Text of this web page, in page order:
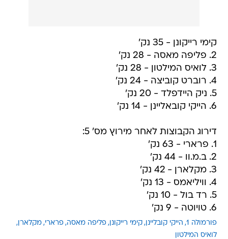
קימי רייקונן - 35 נק'
2. פליפה מאסה - 28 נק'
3. לואיס המילטון - 28 נק'
4. רוברט קוביצה - 24 נק'
5. ניק היידפלד - 20 נק'
6. הייקי קובאליינן - 14 נק'
דירוג הקבוצות לאחר מירוץ מס' 5:
1. פרארי - 63 נק'
2. ב.מ.וו - 44 נק'
3. מקלארן - 42 נק'
4. וויליאמס - 13 נק'
5. רד בול - 10 נק'
6. טויוטה - 9 נק'
פורמולה 1 הייקי קובליינן קימי רייקונן פליפה מאסה פרארי מקלארן
לואיס המילטון